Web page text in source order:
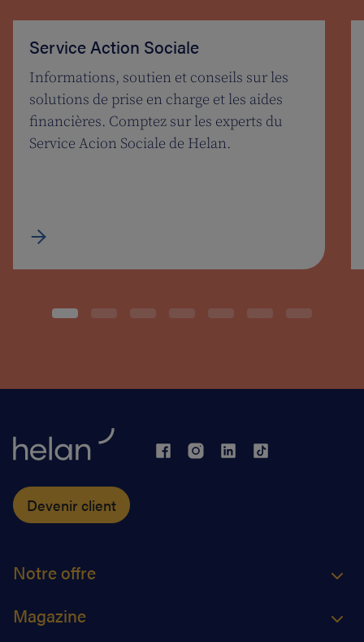
Service Action Sociale
Informations, soutien et conseils sur les
solutions de prise en charge et les aides
financières. Comptez sur les experts du
Service Acion Sociale de Helan.
Devenir client
Notre offre
Magazine